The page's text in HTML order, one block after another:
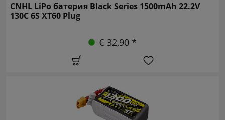
CNHL LiPo батерия Black Series 1500mAh 22.2V
130C 6S XT60 Plug
€ 32,90 *